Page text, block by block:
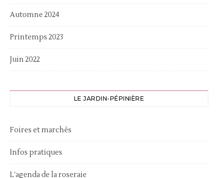
Automne 2024
Printemps 2023
Juin 2022
LE JARDIN-PÉPINIÈRE
Foires et marchés
Infos pratiques
L’agenda de la roseraie